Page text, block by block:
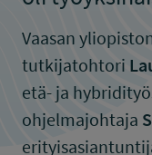
Vaasan
tutkijatohtori
etä- ja
ohjelmajohtaja